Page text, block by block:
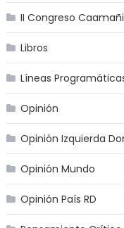
II Congreso
Libros
Líneas
Opinión
Opinión Izquierda
Opinión Mundo
Opinión País RD